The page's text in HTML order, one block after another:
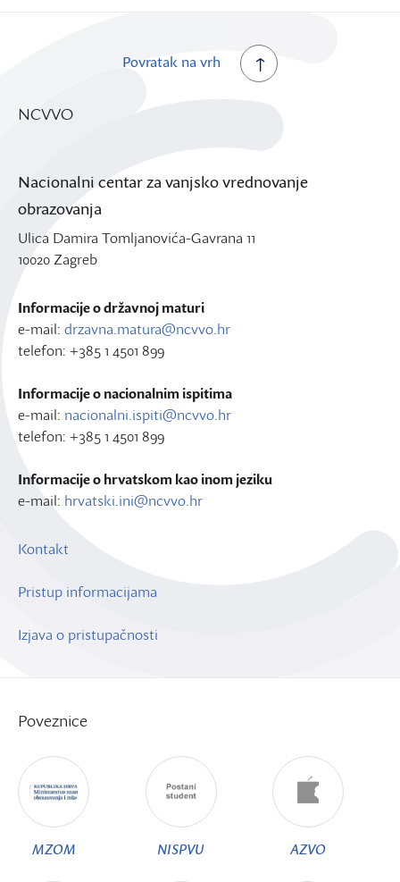
Povratak na vrh
NCVVO
Nacionalni centar za vanjsko vrednovanje
obrazovanja
Ulica Damira Tomljanovića-Gavrana 11
10020 Zagreb
Informacije o državnoj maturi
e-mail: drzavna.matura@ncvvo.hr
telefon: +385 1 4501 899
Informacije o nacionalnim ispitima
e-mail: nacionalni.ispiti@ncvvo.hr
telefon: +385 1 4501 899
Informacije o hrvatskom kao inom jeziku
e-mail: hrvatski.ini@ncvvo.hr
Kontakt
Pristup informacijama
Izjava o pristupačnosti
Poveznice
MZOM NISPVU AZVO